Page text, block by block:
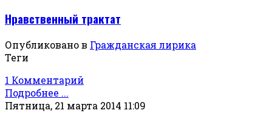
Нравственный трактат
Опубликовано в Гражданская лирика
Теги
1 Комментарий
Подробнее ...
Пятница, 21 марта 2014 11:09